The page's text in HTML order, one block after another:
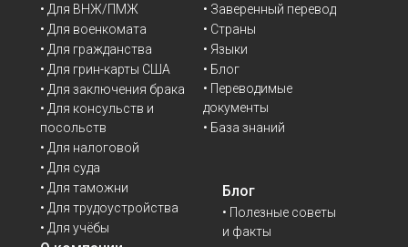
Блог
• Полезные советы
и факты
• Для ВНЖ/ПМЖ
• Для военкомата
• Для гражданства
• Для грин-карты США
• Для заключения брака
• Для консульств и
посольств
• Для налоговой
• Для суда
• Для таможни
• Для трудоустройства
• Для учёбы
• Заверенный перевод
• Страны
• Языки
• Блог
• Переводимые
документы
• База знаний